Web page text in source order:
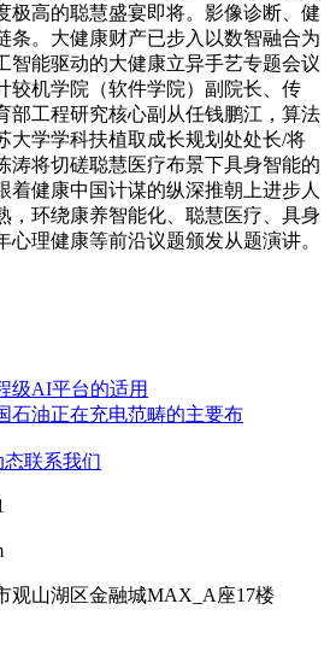
极高的聪慧盛宴即将。影像诊断、健
条。大健康财产已步入以数智融合为
智能驱动的大健康立异手艺专题会议
较机学院（软件学院）副院长、传
部工程研究核心副从任钱鹏江，算法
大学学科扶植取成长规划处处长/将
涛将切磋聪慧医疗布景下具身智能的
着健康中国计谋的纵深推朝上进步人
，环绕康养智能化、聪慧医疗、具身
心理健康等前沿议题颁发从题演讲。
级AI平台的适用
石油正在充电范畴的主要布
态联系我们
观山湖区金融城MAX_A座17楼